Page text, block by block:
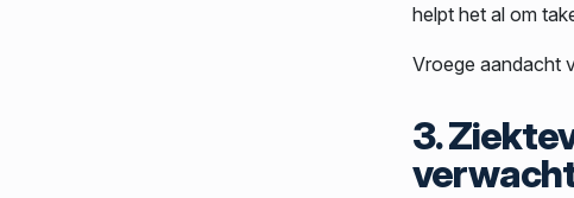
helpt het al om
Vroege aandacht
3.